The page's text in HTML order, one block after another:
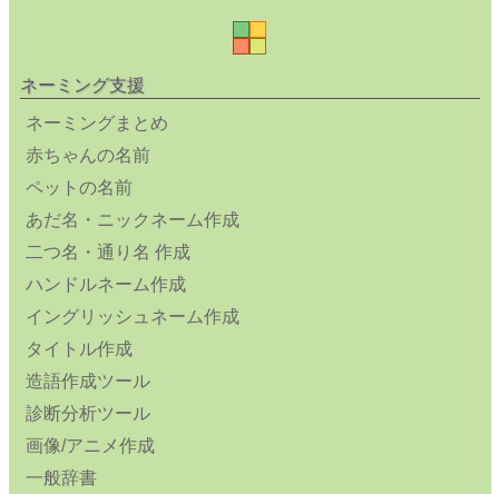
ネーミング支援
ネーミングまとめ
赤ちゃんの名前
ペットの名前
あだ名・ニックネーム作成
二つ名・通り名 作成
ハンドルネーム作成
イングリッシュネーム作成
タイトル作成
造語作成ツール
診断分析ツール
画像/アニメ作成
一般辞書